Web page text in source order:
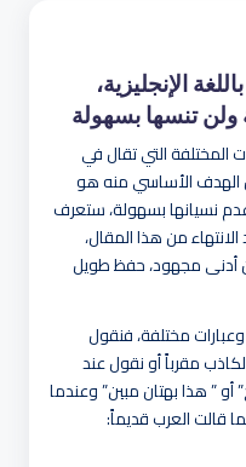
الإنجليزية،
تنسها بسهولة
المختلفة التي تقال في
أن الهدف الأساسي منه هو
نسيانها بسهولة، ستعرف
من هذا المقال،
أدنى مجهود، حفظ طويل
مختلفة، فنقول
مقرباً أو نقول عند
” هذا بهتان مبين” وعندما
قالت العرب قديماً: